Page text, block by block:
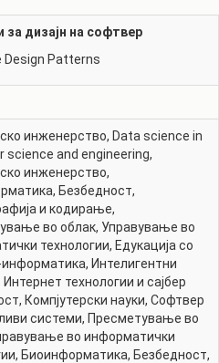
за дизајн на софтвер
Patterns
инженерство, Data science in
science and engineering,
инженерство,
, Безбедност,
и кодирање,
во облак, Управување во
технологии, Едукација со
информатика, Интелигентни
Интернет технологии и сајбер
, Компјутерски науки, Софтвер
системи, Пресметување во
во информатички
, Биоинформатика, Безбедност,